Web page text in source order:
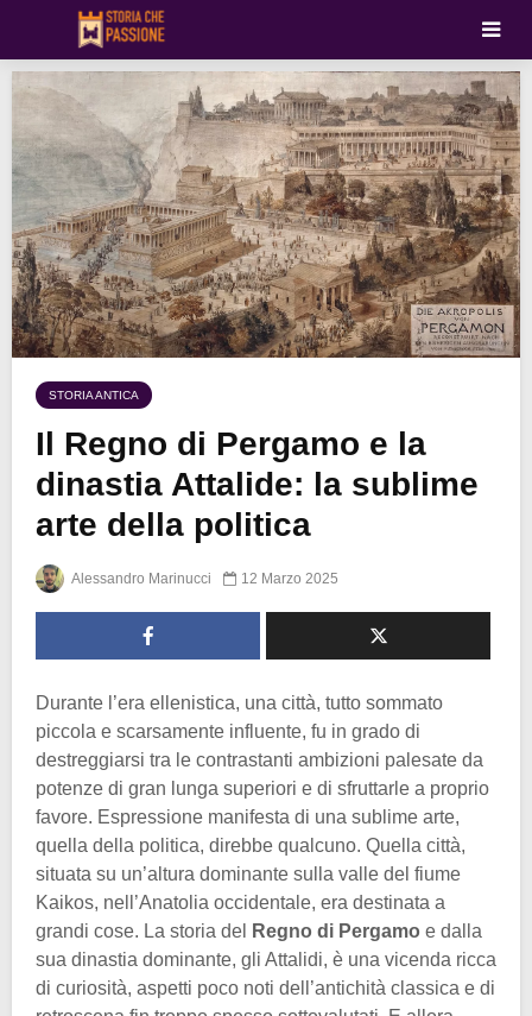
STORIA ANTICA
Il Regno di Pergamo e la
dinastia Attalide: la sublime
arte della politica
Alessandro Marinucci 12 Marzo 2025
Durante l’era ellenistica, una città, tutto sommato
piccola e scarsamente influente, fu in grado di
destreggiarsi tra le contrastanti ambizioni palesate da
potenze di gran lunga superiori e di sfruttarle a proprio
favore. Espressione manifesta di una sublime arte,
quella della politica, direbbe qualcuno. Quella città,
situata su un’altura dominante sulla valle del fiume
Kaikos, nell’Anatolia occidentale, era destinata a
grandi cose. La storia del
Regno di Pergamo e dalla
sua dinastia dominante, gli Attalidi, è una vicenda ricca
di curiosità, aspetti poco noti dell’antichità classica e di